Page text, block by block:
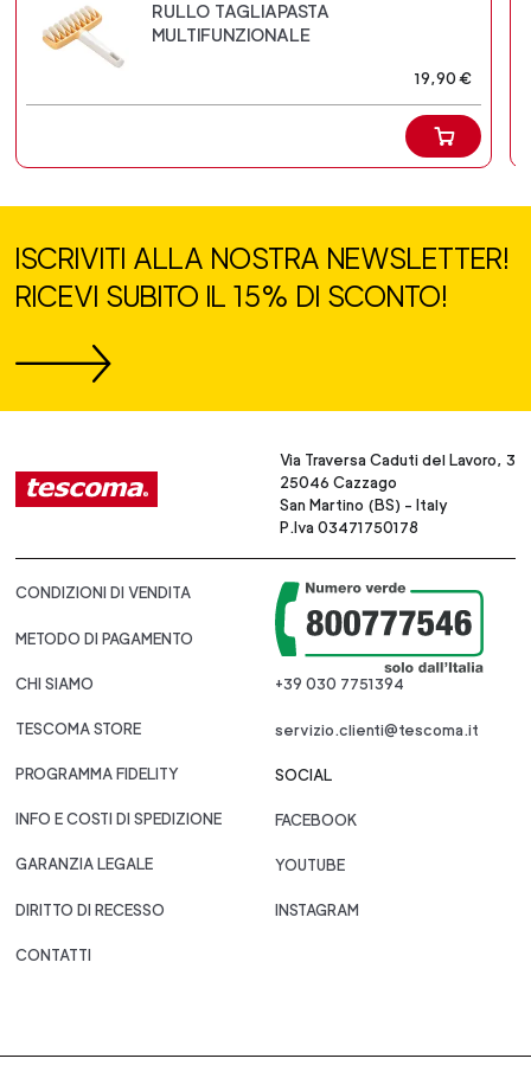
RULLO TAGLIAPASTA
MULTIFUNZIONALE
19,90 €
ISCRIVITI ALLA NOSTRA NEWSLETTER!
RICEVI SUBITO IL 15% DI SCONTO!
Via Traversa Caduti del Lavoro, 3
25046 Cazzago
San Martino (BS) - Italy
P.Iva 03471750178
CONDIZIONI DI VENDITA
METODO DI PAGAMENTO
CHI SIAMO
TESCOMA STORE
PROGRAMMA FIDELITY
INFO E COSTI DI SPEDIZIONE
GARANZIA LEGALE
DIRITTO DI RECESSO
CONTATTI
+39 030 7751394
servizio.clienti@tescoma.it
SOCIAL
FACEBOOK
YOUTUBE
INSTAGRAM